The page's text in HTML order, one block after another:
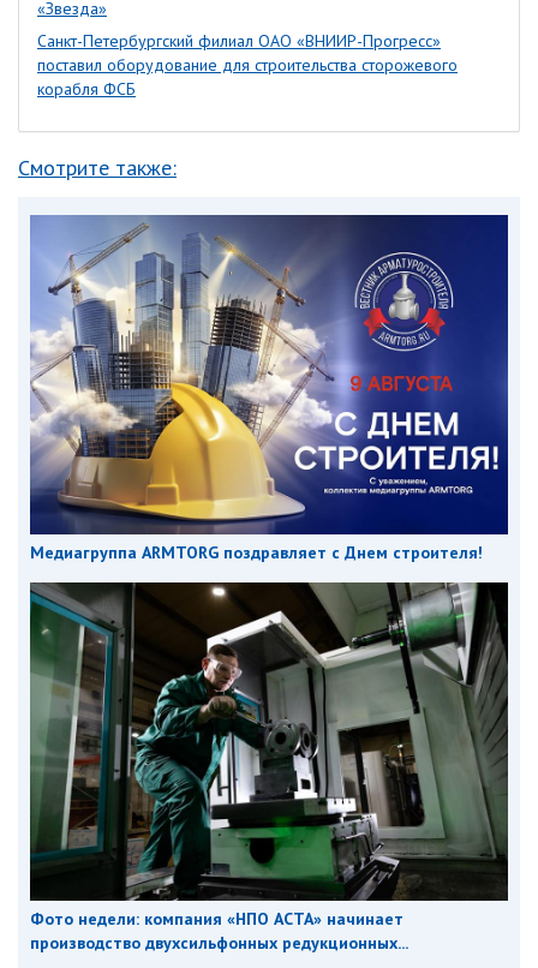
«Звезда»
Санкт-Петербургский филиал ОАО «ВНИИР-Прогресс»
поставил оборудование для строительства сторожевого
корабля ФСБ
Смотрите также:
Медиагруппа ARMTORG поздравляет с Днем строителя!
Фото недели: компания «НПО АСТА» начинает
производство двухсильфонных редукционных...